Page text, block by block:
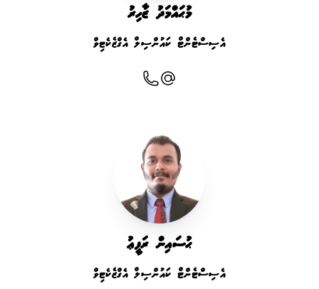
މުޙައްމަދު ޒާހިރު
އެސިސްޓެންޓް ކައުންސިލް އެގްޒެކެޓިވް
ޙުސައިން ރަފީޢު
އެސިސްޓެންޓް ކައުންސިލް އެގްޒެކެޓިވް